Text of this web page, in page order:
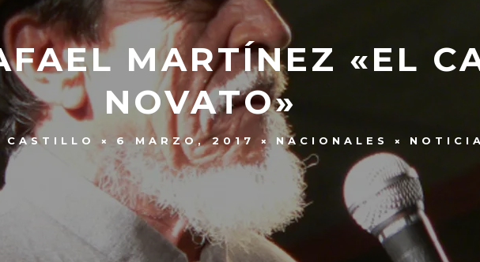
MARTÍNEZ «EL
NOVATO»
CASTILLO 6 MARZO, 2017 NACIONALES